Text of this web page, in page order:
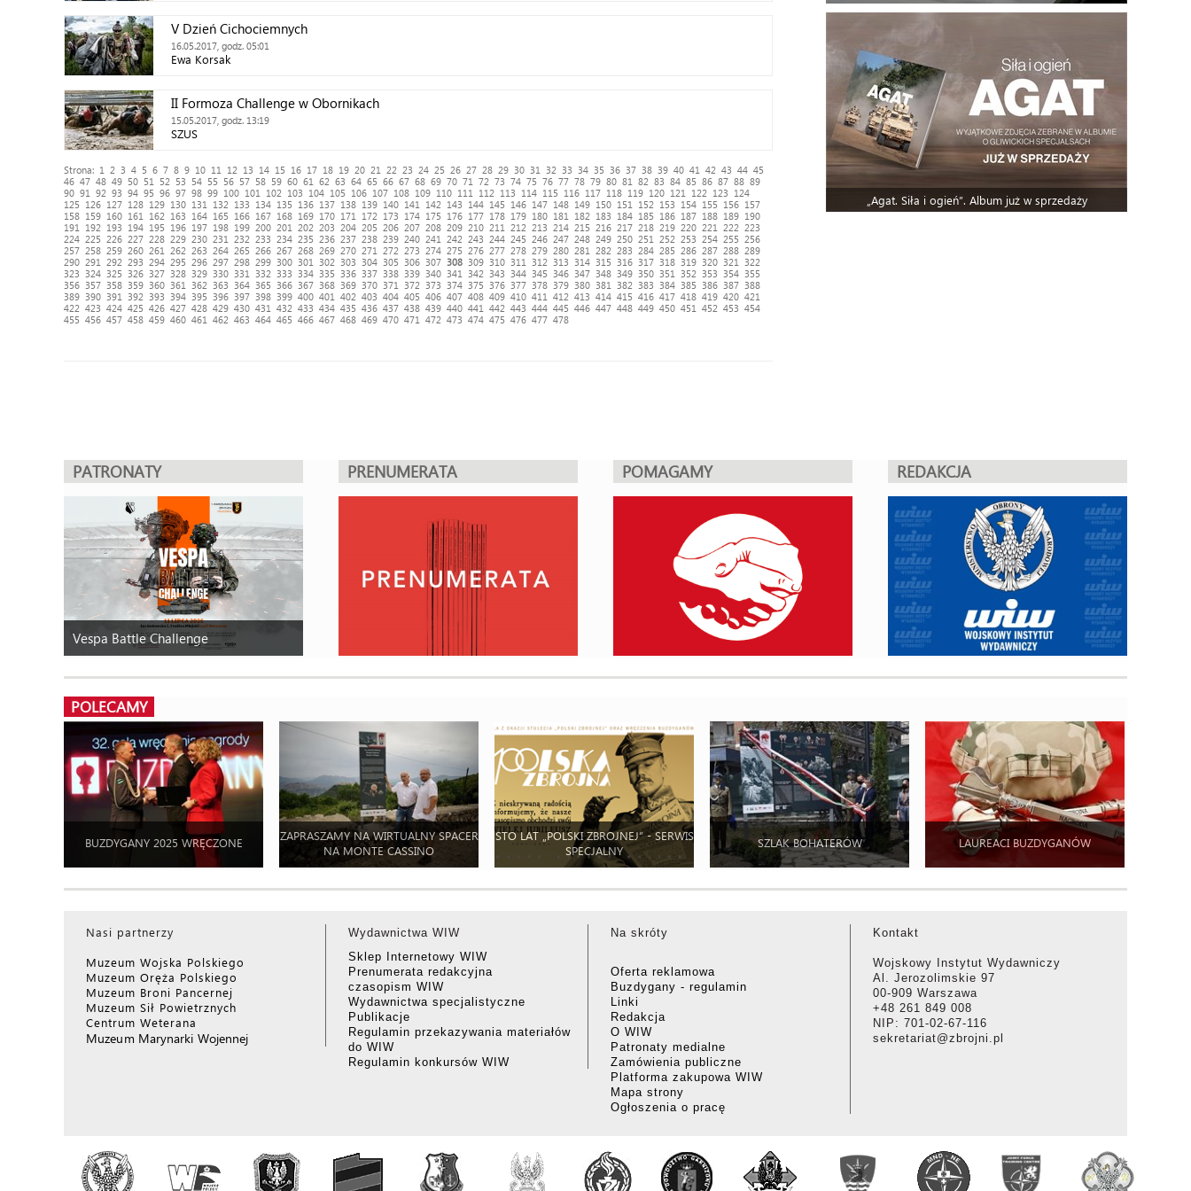
V Dzień Cichociemnych
16.05.2017, godz. 05:01
Ewa Korsak
II Formoza Challenge w Obornikach
15.05.2017, godz. 13:19
SZUS
Strona: 1 2 3 4 5 6 7 8 9 10 11 12 13 14 15 16 17 18 19 20 21 22 23 24 25 26 27 28 29 30 31 32 33 34 35 36 37 38 39 40 41 42 43 44 45
46 47 48 49 50 51 52 53 54 55 56 57 58 59 60 61 62 63 64 65 66 67 68 69 70 71 72 73 74 75 76 77 78 79 80 81 82 83 84 85 86 87 88 89
90 91 92 93 94 95 96 97 98 99 100 101 102 103 104 105 106 107 108 109 110 111 112 113 114 115 116 117 118 119 120 121 122 123
124
125
126 127 128 129 130 131 132 133 134 135 136 137 138 139 140 141 142 143 144 145 146 147 148 149 150 151 152 153 154 155 156 157
158 159 160 161 162 163 164 165 166 167 168 169 170 171 172 173 174 175 176 177 178 179 180 181 182 183 184 185 186 187 188 189 190
191
192 193 194 195 196 197 198 199 200 201 202 203 204 205 206 207 208 209 210 211 212 213 214 215 216 217 218 219 220 221 222
223
224 225 226 227 228 229 230 231 232 233 234 235 236 237 238 239 240 241 242 243 244 245 246 247 248 249 250 251 252 253 254 255
256
257 258 259 260 261 262 263 264 265 266 267 268 269 270 271 272 273 274 275 276 277 278 279 280 281 282 283 284 285 286 287 288 289
290 291 292 293 294 295 296 297 298 299 300 301 302 303 304 305 306 307 308 309 310 311 312 313 314 315 316 317 318 319 320 321
322
323
324 325 326 327 328 329 330 331 332 333 334 335 336 337 338 339 340 341 342 343 344 345 346 347 348 349 350 351 352 353 354 355
356 357 358 359 360 361 362 363 364 365 366 367 368 369 370 371 372 373 374 375 376 377 378 379 380 381 382 383 384 385 386 387 388
389 390 391 392 393 394 395 396 397 398 399 400 401 402 403 404 405 406 407 408 409 410 411 412 413 414 415 416 417 418 419 420 421
422 423 424 425 426 427 428 429 430 431 432 433 434 435 436 437 438 439 440 441 442 443 444 445 446 447 448 449 450 451 452 453 454
455 456 457 458 459 460 461 462 463 464 465 466 467 468 469 470 471 472 473 474 475 476 477 478
„Agat. Siła i ogień”. Album już w sprzedaży
PATRONATY
Vespa Battle Challenge
PRENUMERATA POMAGAMY REDAKCJA
POLECAMY
BUZDYGANY 2025 WRĘCZONE
ZAPRASZAMY NA WIRTUALNY SPACER
NA MONTE CASSINO
STO LAT „POLSKI ZBROJNEJ” - SERWIS
SPECJALNY
SZLAK BOHATERÓW LAUREACI BUZDYGANÓW
Nasi partnerzy
Muzeum Wojska Polskiego
Muzeum Oręża Polskiego
Muzeum Broni Pancernej
Muzeum Sił Powietrznych
Centrum Weterana
Muzeum Marynarki Wojennej
Wydawnictwa WIW
Sklep Internetowy WIW
Prenumerata redakcyjna
czasopism WIW
Wydawnictwa specjalistyczne
Publikacje
Regulamin przekazywania materiałów
do WIW
Regulamin konkursów WIW
Na skróty
Oferta reklamowa
Buzdygany - regulamin
Linki
Redakcja
O WIW
Patronaty medialne
Zamówienia publiczne
Platforma zakupowa WIW
Mapa strony
Ogłoszenia o pracę
Kontakt
Wojskowy Instytut Wydawniczy
Al. Jerozolimskie 97
00-909 Warszawa
+48 261 849 008
NIP: 701-02-67-116
sekretariat@zbrojni.pl